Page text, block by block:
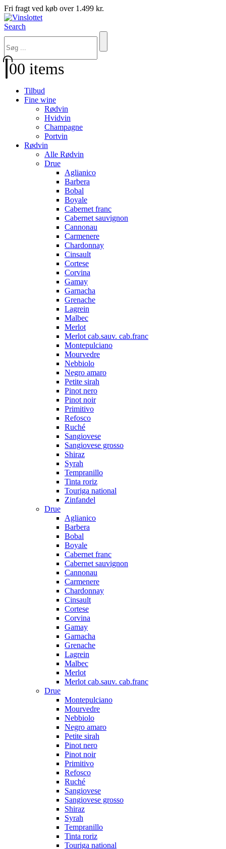
Fri fragt ved køb over 1.499 kr.
Search
00 items
Tilbud
Fine wine
Rødvin
Hvidvin
Champagne
Portvin
Rødvin
Alle Rødvin
Drue
Aglianico
Barbera
Bobal
Boyale
Cabernet franc
Cabernet sauvignon
Cannonau
Carmenere
Chardonnay
Cinsault
Cortese
Corvina
Gamay
Garnacha
Grenache
Lagrein
Malbec
Merlot
Merlot cab.sauv. cab.franc
Montepulciano
Mourvedre
Nebbiolo
Negro amaro
Petite sirah
Pinot nero
Pinot noir
Primitivo
Refosco
Ruché
Sangiovese
Sangiovese grosso
Shiraz
Syrah
Tempranillo
Tinta roriz
Touriga national
Zinfandel
Drue
Aglianico
Barbera
Bobal
Boyale
Cabernet franc
Cabernet sauvignon
Cannonau
Carmenere
Chardonnay
Cinsault
Cortese
Corvina
Gamay
Garnacha
Grenache
Lagrein
Malbec
Merlot
Merlot cab.sauv. cab.franc
Drue
Montepulciano
Mourvedre
Nebbiolo
Negro amaro
Petite sirah
Pinot nero
Pinot noir
Primitivo
Refosco
Ruché
Sangiovese
Sangiovese grosso
Shiraz
Syrah
Tempranillo
Tinta roriz
Touriga national